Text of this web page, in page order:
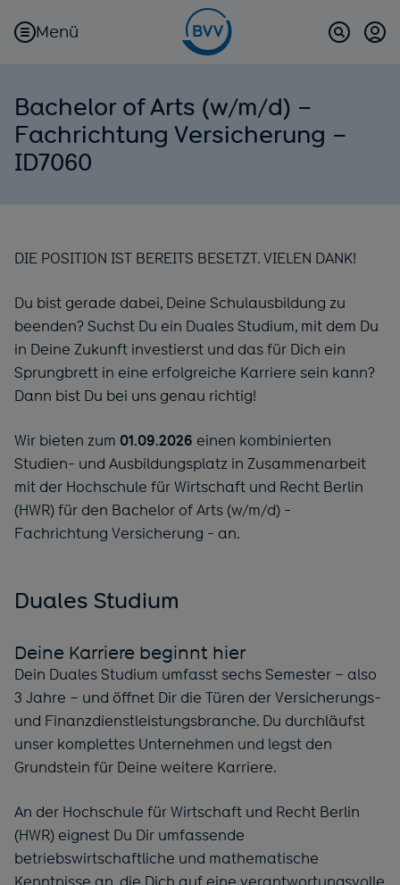
Menü Suche
Bachelor of Arts (w/m/d) –
Fachrichtung Versicherung –
ID7060
DIE POSITION IST BEREITS BESETZT. VIELEN DANK!
Du bist gerade dabei, Deine Schulausbildung zu
beenden? Suchst Du ein Duales Studium, mit dem Du
in Deine Zukunft investierst und das für Dich ein
Sprungbrett in eine erfolgreiche Karriere sein kann?
Dann bist Du bei uns genau richtig!
Wir bieten zum 01.09.2026 einen kombinierten
Studien- und Ausbildungsplatz in Zusammenarbeit
mit der Hochschule für Wirtschaft und Recht Berlin
(HWR) für den Bachelor of Arts (w/m/d) -
Fachrichtung Versicherung - an.
Duales Studium
Deine Karriere beginnt hier
Dein Duales Studium umfasst sechs Semester – also
3 Jahre – und öffnet Dir die Türen der Versicherungs-
und Finanzdienstleistungsbranche. Du durchläufst
unser komplettes Unternehmen und legst den
Grundstein für Deine weitere Karriere.
An der Hochschule für Wirtschaft und Recht Berlin
(HWR) eignest Du Dir umfassende
betriebswirtschaftliche und mathematische